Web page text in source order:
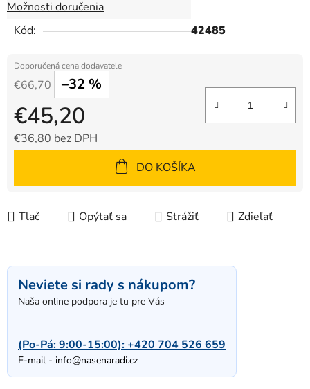
Možnosti doručenia
Kód:
42485
€66,70 –32 %
€45,20
€36,80 bez DPH
DO KOŠÍKA
Tlač Opýtať sa Strážiť Zdieľať
Neviete si rady s nákupom?
Naša online podpora je tu pre Vás
(Po-Pá: 9:00-15:00):+420 704 526 659
E-mail - info@nasenaradi.cz